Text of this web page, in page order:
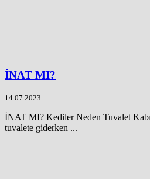
İNAT MI?
14.07.2023
İNAT MI? Kediler Neden Tuvalet
tuvalete giderken ...